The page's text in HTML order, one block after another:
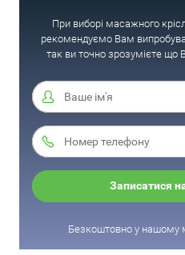
При виборі масажного
рекомендуємо Вам
так ви точно зрозумієте що
Записатися
Безкоштовно у нашому